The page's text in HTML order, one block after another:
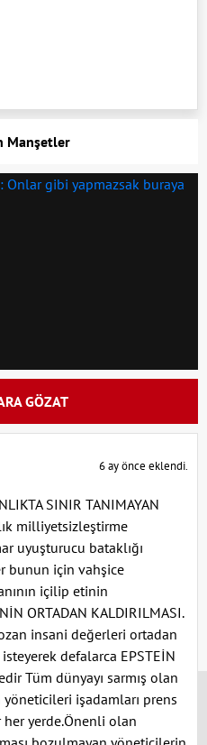
Manşetler
GÖZAT
6 ay önce eklendi.
SINIR TANIMAYAN
milliyetsizleştirme
uyuşturucu bataklığı
bunun için vahşice
içilip etinin
ORTADAN KALDIRILMASI.
insani değerleri ortadan
defalarca EPSTEİN
Tüm dünyayı sarmış olan
işadamları prens
her yerde.Önenli olan